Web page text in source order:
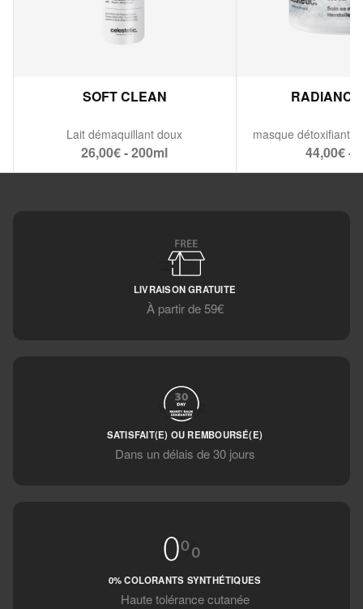
SOFT CLEAN
Lait démaquillant doux
26,00€ - 200ml 44,00€ -
LIVRAISON GRATUITE
À partir de 59€
SATISFAIT(E) OU REMBOURSÉ(E)
Dans un délais de 30 jours
0% COLORANTS SYNTHÉTIQUES
Haute tolérance cutanée